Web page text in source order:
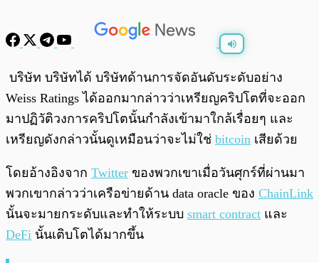
พร้อมเล่น 0:00 /
บริษัท บริษัทได้ บริษัทด้านการจัดอันดับระดับอย่าง
Weiss Ratings ได้ออกมากล่าวว่าเหรียญคริปโตที่จะออก
มาปฏิวัติวงการคริปโตนั้นกำลังเข้ามาใกล้เรื่อยๆ และ
เหรียญดังกล่าวนั้นดูเหมือนว่าจะไม่ใช่ bitcoin เสียด้วย
โดยอ้างอิงจาก Twitter ของพวกเขาเมื่อวันศุกร์ที่ผ่านมา
พวกเขากล่าวว่าเครือข่ายด้าน data oracle ของ ChainLink
นั้นจะมายกระดับและทำให้ระบบ smart contract และ
DeFi นั้นเติบโตได้มากขึ้น